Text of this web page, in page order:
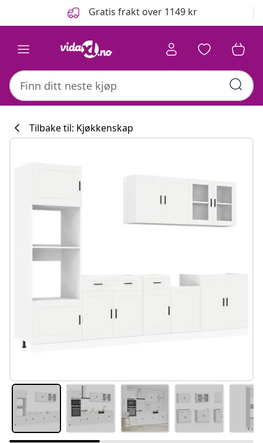
Gratis frakt over 1149 kr
Tilbake til: Kjøkkenskap